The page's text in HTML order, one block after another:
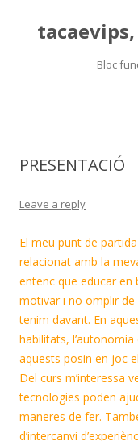
Bloc
PRESENTACIÓ
Leave a reply
El meu punt de
relacionat amb la
entenc que educar en
motivar i no omplir de
tenim davant. En
habilitats,
aquests posin en joc
Del curs m’interessa
tecnologies poden
maneres de fer.
d’intercanvi